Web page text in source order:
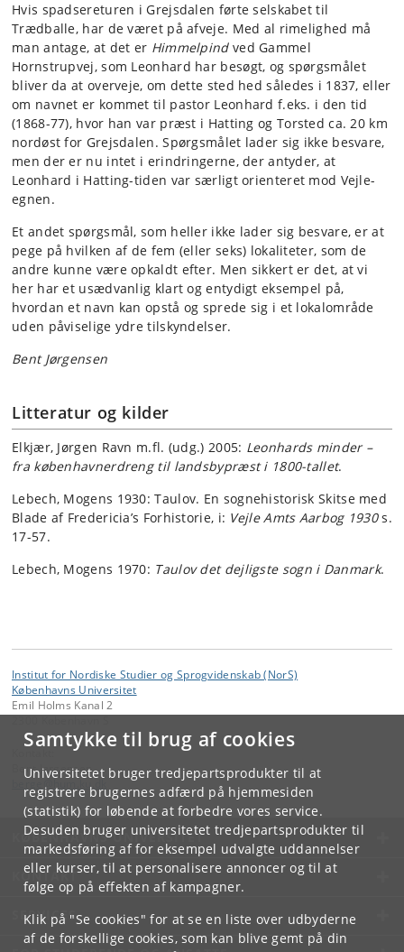
Samtykke til brug af cookies
Universitetet bruger tredjepartsprodukter til at
registrere brugernes adfærd på hjemmesiden
(statistik) for løbende at forbedre vores service.
Desuden bruger universitetet tredjepartsprodukter til
markedsføring af for eksempel udvalgte uddannelser
eller kurser, til at personalisere annoncer og til at
følge op på effekten af kampagner.
Klik på "Se cookies" for at se en liste over udbyderne
af de forskellige cookies, som kan blive gemt på din
Hvis spadsereturen i Grejsdalen førte selskabet til
Trædballe, har de været på afveje. Med al rimelighed må
man antage, at det er Himmelpindved Gammel
Hornstrupvej, som Leonhard har besøgt, og spørgsmålet
bliver da at overveje, om dette sted hed således i 1837, eller
om navnet er kommet til pastor Leonhard f.eks. i den tid
(1868-77), hvor han var præst i Hatting og Torsted ca. 20 km
nordøst for Grejsdalen. Spørgsmålet lader sig ikke besvare,
men der er nu intet i erindringerne, der antyder, at
Leonhard i Hatting-tiden var særligt orienteret mod Vejle-
egnen.
Et andet spørgsmål, som heller ikke lader sig besvare, er at
pege på hvilken af de fem (eller seks) lokaliteter, som de
andre kunne være opkaldt efter. Men sikkert er det, at vi
her har et usædvanlig klart og entydigt eksempel på,
hvordan et navn kan opstå og sprede sig i et lokalområde
uden påviselige ydre tilskyndelser.
Bent Jørgensen
Litteratur og kilder
Elkjær, Jørgen Ravn m.fl. (udg.) 2005: Leonhards minder –
fra københavnerdreng til landsbypræst i 1800-tallet.
Lebech, Mogens 1930: Taulov. En sognehistorisk Skitse med
Blade af Fredericia’s Forhistorie, i: Vejle Amts Aarbog 1930s.
17-57.
Lebech, Mogens 1970: Taulov det dejligste sogn i Danmark.
Institut for Nordiske Studier og Sprogvidenskab (NorS)
Københavns Universitet
Emil Holms Kanal 2
Bent Jørgensen
@ ku.
KØBENHAVNS UNIVERSITET
KONTAKT
SERVICES